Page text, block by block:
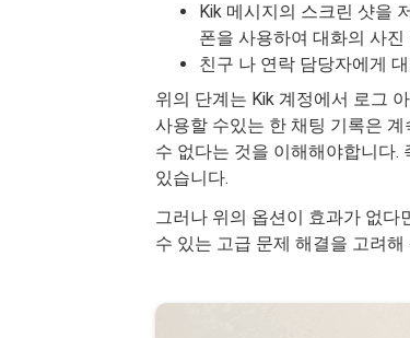
Kik 메시지의 스크린 샷을
폰을 사용하여 대화의 사
친구 나 연락 담당자에게
위의 단계는 Kik 계정에서 로그
사용할 수있는 한 채팅 기록은
수 없다는 것을 이해해야합니다.
있습니다.
그러나 위의 옵션이 효과가 없
수 있는 고급 문제 해결을 고려해